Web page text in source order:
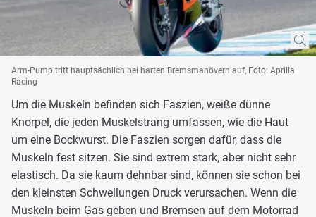
Arm-Pump tritt hauptsächlich bei harten Bremsmanövern auf, Foto: Aprilia
Racing
Um die Muskeln befinden sich Faszien, weiße dünne
Knorpel, die jeden Muskelstrang umfassen, wie die Haut
um eine Bockwurst. Die Faszien sorgen dafür, dass die
Muskeln fest sitzen. Sie sind extrem stark, aber nicht sehr
elastisch. Da sie kaum dehnbar sind, können sie schon bei
den kleinsten Schwellungen Druck verursachen. Wenn die
Muskeln beim Gas geben und Bremsen auf dem Motorrad